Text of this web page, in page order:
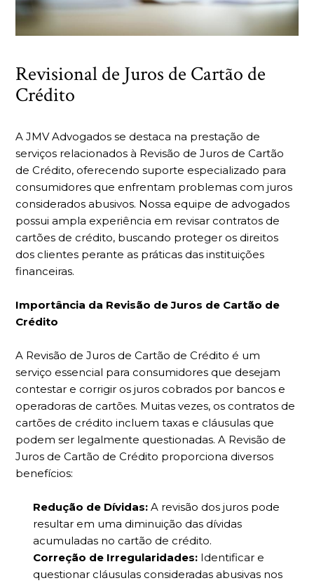
Revisional de Juros de Cartão de
Crédito
A JMV Advogados se destaca na prestação de
serviços relacionados à Revisão de Juros de Cartão
de Crédito, oferecendo suporte especializado para
consumidores que enfrentam problemas com juros
considerados abusivos. Nossa equipe de advogados
possui ampla experiência em revisar contratos de
cartões de crédito, buscando proteger os direitos
dos clientes perante as práticas das instituições
financeiras.
Importância da Revisão de Juros de Cartão de
Crédito
A Revisão de Juros de Cartão de Crédito é um
serviço essencial para consumidores que desejam
contestar e corrigir os juros cobrados por bancos e
operadoras de cartões. Muitas vezes, os contratos de
cartões de crédito incluem taxas e cláusulas que
podem ser legalmente questionadas. A Revisão de
Juros de Cartão de Crédito proporciona diversos
benefícios:
Redução de Dívidas:A revisão dos juros pode
resultar em uma diminuição das dívidas
acumuladas no cartão de crédito.
Correção de Irregularidades:Identificar e
questionar cláusulas consideradas abusivas nos